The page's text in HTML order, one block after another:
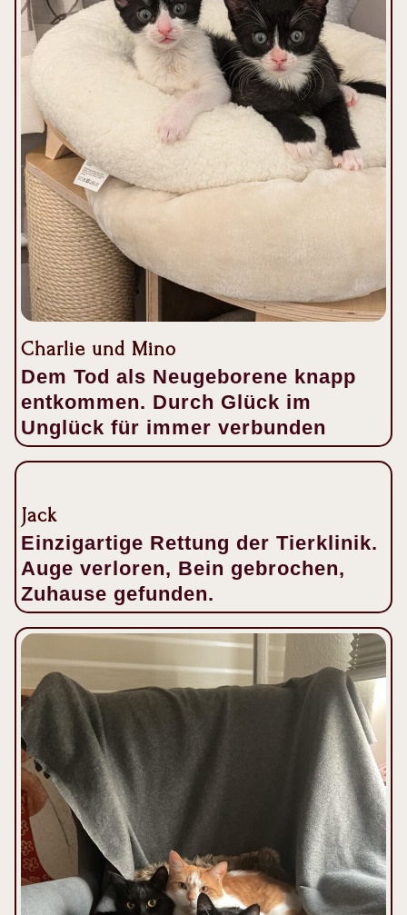
Charlie und Mino
Dem Tod als Neugeborene knapp
entkommen. Durch Glück im
Unglück für immer verbunden
Jack
Einzigartige Rettung der Tierklinik.
Auge verloren, Bein gebrochen,
Zuhause gefunden.